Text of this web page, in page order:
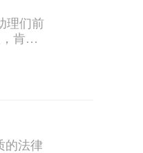
理们前
肯定
的法律